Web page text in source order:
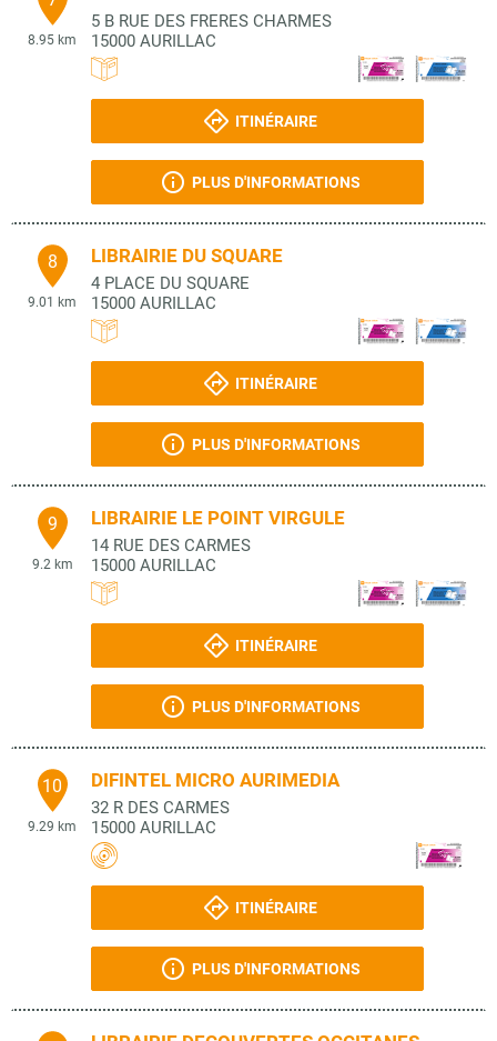
8.95 km
5 B RUE DES FRERES CHARMES
15000 AURILLAC
ITINÉRAIRE
PLUS D'INFORMATIONS
8
9.01 km
LIBRAIRIE DU SQUARE
4 PLACE DU SQUARE
15000 AURILLAC
ITINÉRAIRE
PLUS D'INFORMATIONS
9
9.2 km
LIBRAIRIE LE POINT VIRGULE
14 RUE DES CARMES
15000 AURILLAC
ITINÉRAIRE
PLUS D'INFORMATIONS
10
9.29 km
DIFINTEL MICRO AURIMEDIA
32 R DES CARMES
15000 AURILLAC
ITINÉRAIRE
PLUS D'INFORMATIONS